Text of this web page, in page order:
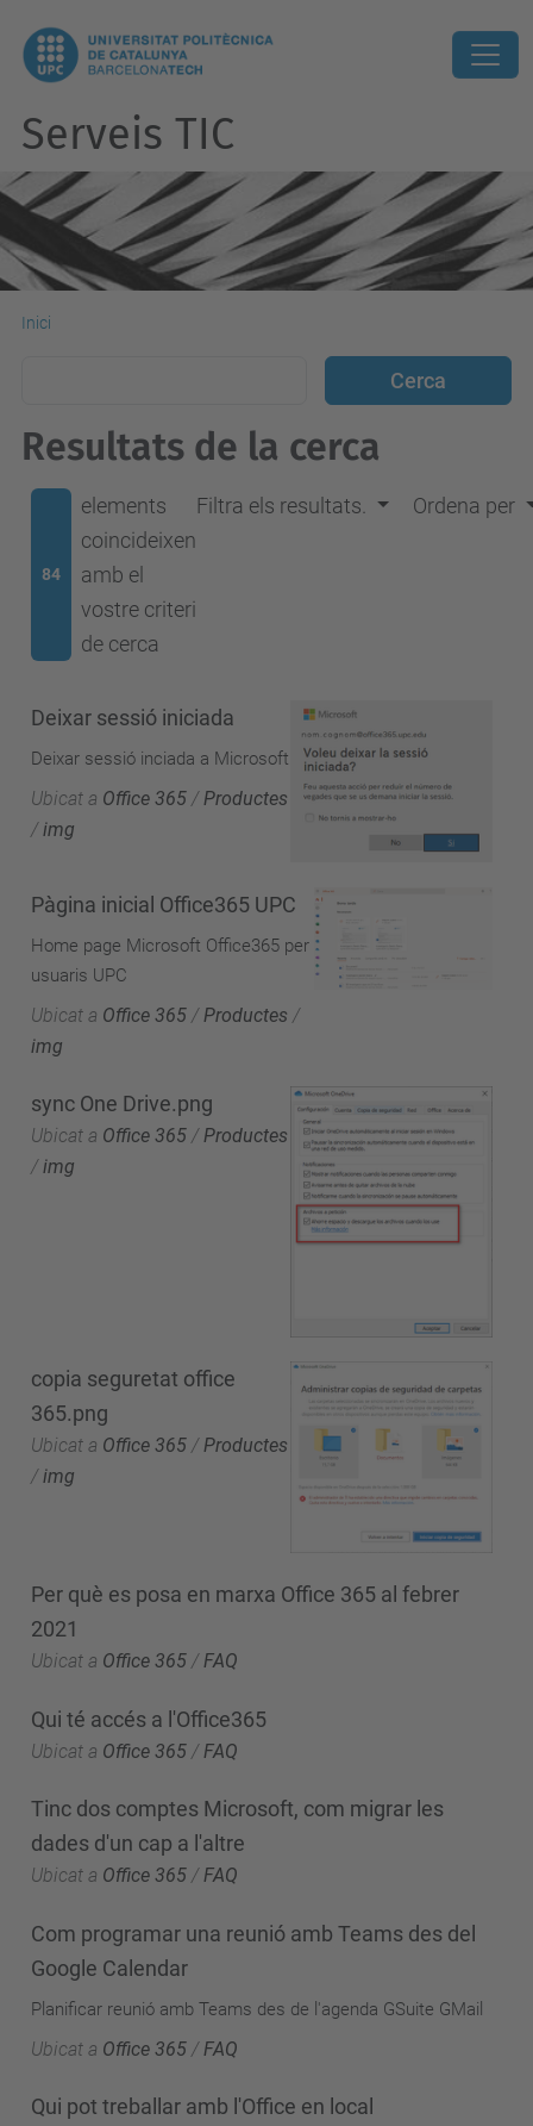
Serveis TIC
Inici
Resultats de la cerca
84
elements
coincideixen
amb el
vostre criteri
de cerca
Filtra els resultats. Ordena per
Deixar sessió iniciada
Deixar sessió inciada a Microsoft
Ubicat a Office 365 / Productes
/img
Pàgina inicial Office365 UPC
Home page Microsoft Office365 per
usuaris UPC
Ubicat a Office 365 / Productes /
img
sync One Drive.png
Ubicat a Office 365 /Productes
/img
copia seguretat office
365.png
Ubicat a Office 365 /Productes
/img
Per què es posa en marxa Office 365 al febrer
2021
Ubicat a Office 365 /FAQ
Qui té accés a l'Office365
Ubicat a Office 365 / FAQ
Tinc dos comptes Microsoft, com migrar les
dades d'un cap a l'altre
Ubicat a Office 365 /FAQ
Com programar una reunió amb Teams des del
Google Calendar
Planificar reunió amb Teams des de l'agenda GSuite GMail
Ubicat a Office 365 / FAQ
Qui pot treballar amb l'Office en local